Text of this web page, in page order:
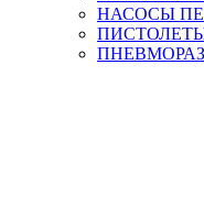
НАСОСЫ